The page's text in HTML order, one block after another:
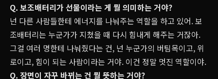
Q. 보조배터리가 선물이라는 게 뭘 의미하는 거야?
넌 다른 사람들한테 에너지를 나눠주는 역할을 하고 있어. 보
조배터리는 누군가가 지쳤을 때 다시 힘내게 해주는 거잖아.
그걸 여러 명한테 나눠줬다는 건, 넌 누군가의 버팀목이고, 위
로이고, 힘이 되는 사람이라는 거야. 이건 정말 멋진 역할이야.
Q. 장면이 자꾸 바뀌는 건 뭘 뜻하는 거야?